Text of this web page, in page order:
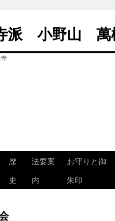
派 小野山 萬
歴
史
法要案
内
お守りと御
朱印